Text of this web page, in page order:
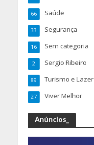
Saúde
66
Segurança
33
Sem categoria
16
Sergio Ribeiro
2
Turismo e Lazer
89
Viver Melhor
27
Anúncios_